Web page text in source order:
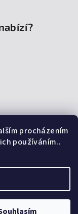
procházením
používáním..